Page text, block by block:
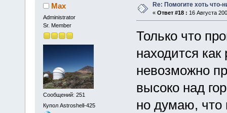
Max
Administrator
Sr. Member
Сообщений: 251
Купол Astroshell-425
Re: Помогите хоть что-
« Ответ #18 : 16 Августа
Только что
находится
невозможно
высоко над
но думаю, что